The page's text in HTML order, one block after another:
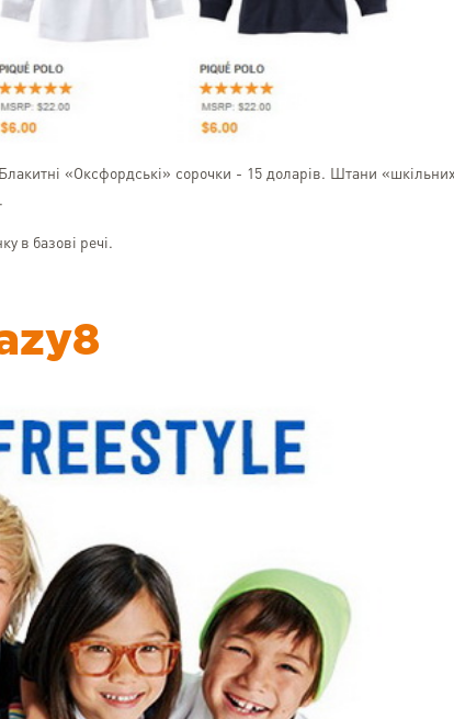
«Оксфордські» сорочки - 15 доларів. Штани
в базові речі.